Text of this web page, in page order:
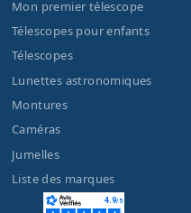
Mon premier télescope
Télescopes pour enfants
Télescopes
Lunettes astronomiques
Montures
Caméras
Jumelles
Liste des marques